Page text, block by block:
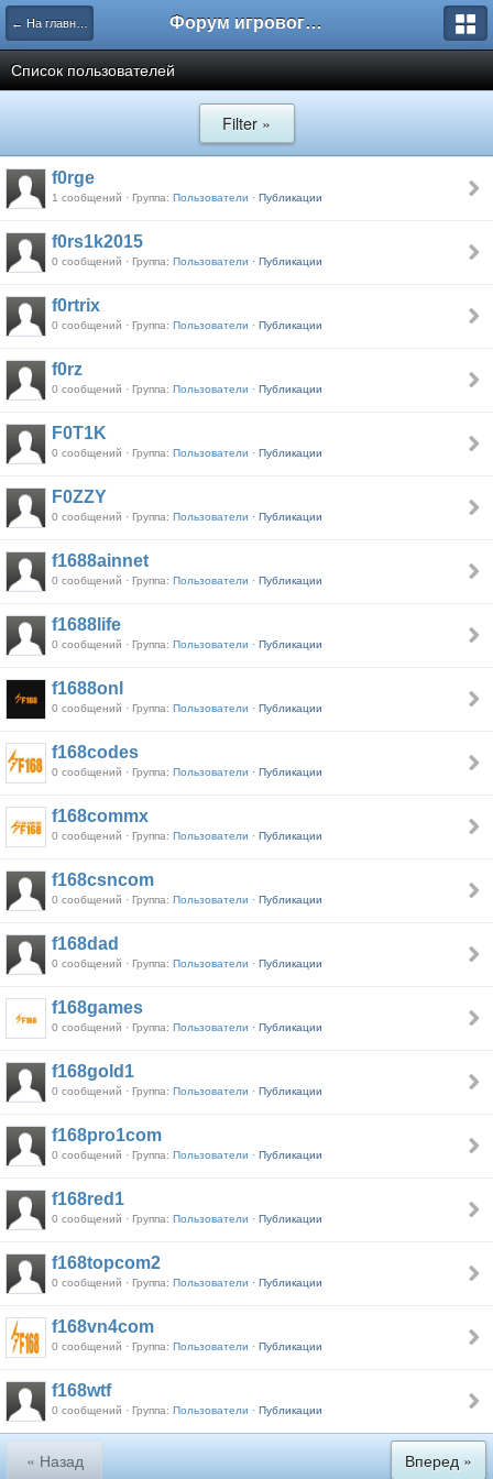
← На главную Форум игрового проекта Riverrise
Список пользователей
Filter »
f0rge
1 сообщений · Группа: Пользователи · Публикации
f0rs1k2015
0 сообщений · Группа: Пользователи · Публикации
f0rtrix
0 сообщений · Группа: Пользователи · Публикации
f0rz
0 сообщений · Группа: Пользователи · Публикации
F0T1K
0 сообщений · Группа: Пользователи · Публикации
F0ZZY
0 сообщений · Группа: Пользователи · Публикации
f1688ainnet
0 сообщений · Группа: Пользователи · Публикации
f1688life
0 сообщений · Группа: Пользователи · Публикации
f1688onl
0 сообщений · Группа: Пользователи · Публикации
f168codes
0 сообщений · Группа: Пользователи · Публикации
f168commx
0 сообщений · Группа: Пользователи · Публикации
f168csncom
0 сообщений · Группа: Пользователи · Публикации
f168dad
0 сообщений · Группа: Пользователи · Публикации
f168games
0 сообщений · Группа: Пользователи · Публикации
f168gold1
0 сообщений · Группа: Пользователи · Публикации
f168pro1com
0 сообщений · Группа: Пользователи · Публикации
f168red1
0 сообщений · Группа: Пользователи · Публикации
f168topcom2
0 сообщений · Группа: Пользователи · Публикации
f168vn4com
0 сообщений · Группа: Пользователи · Публикации
f168wtf
0 сообщений · Группа: Пользователи · Публикации
« Назад Вперед »